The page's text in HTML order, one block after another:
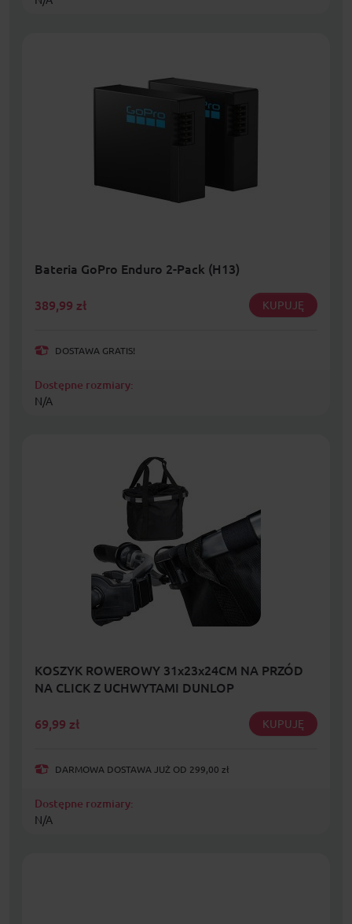
Bateria GoPro Enduro 2-Pack (H13)
389,99 zł KUPUJĘ
DOSTAWA GRATIS!
Dostępne rozmiary:
N/A
KOSZYK ROWEROWY 31x23x24CM NA PRZÓD
NA CLICK Z UCHWYTAMI DUNLOP
69,99 zł KUPUJĘ
DARMOWA DOSTAWA JUŻ OD 299,00 zł
Dostępne rozmiary:
N/A